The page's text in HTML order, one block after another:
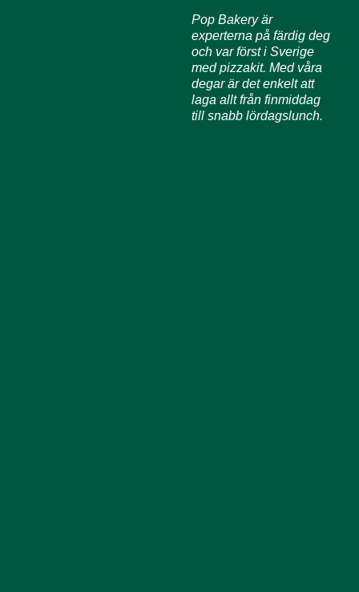
Pop Bakery är
experterna på färdig deg
och var först i Sverige
med pizzakit. Med våra
degar är det enkelt att
laga allt från finmiddag
till snabb lördagslunch.